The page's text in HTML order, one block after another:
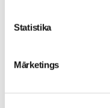
Statistika
Mārketings